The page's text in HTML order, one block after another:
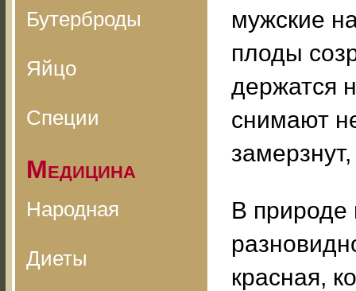
Бутерброды
Яйцо
Специи
Медицина
Народная
Диеты
мужские
плоды
держатся
снимают
В природе
красная,